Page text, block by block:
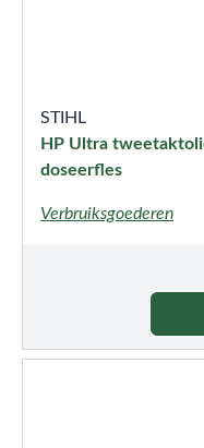
STIHL
HP Ultra
doseerfles
Verbruiksgoederen